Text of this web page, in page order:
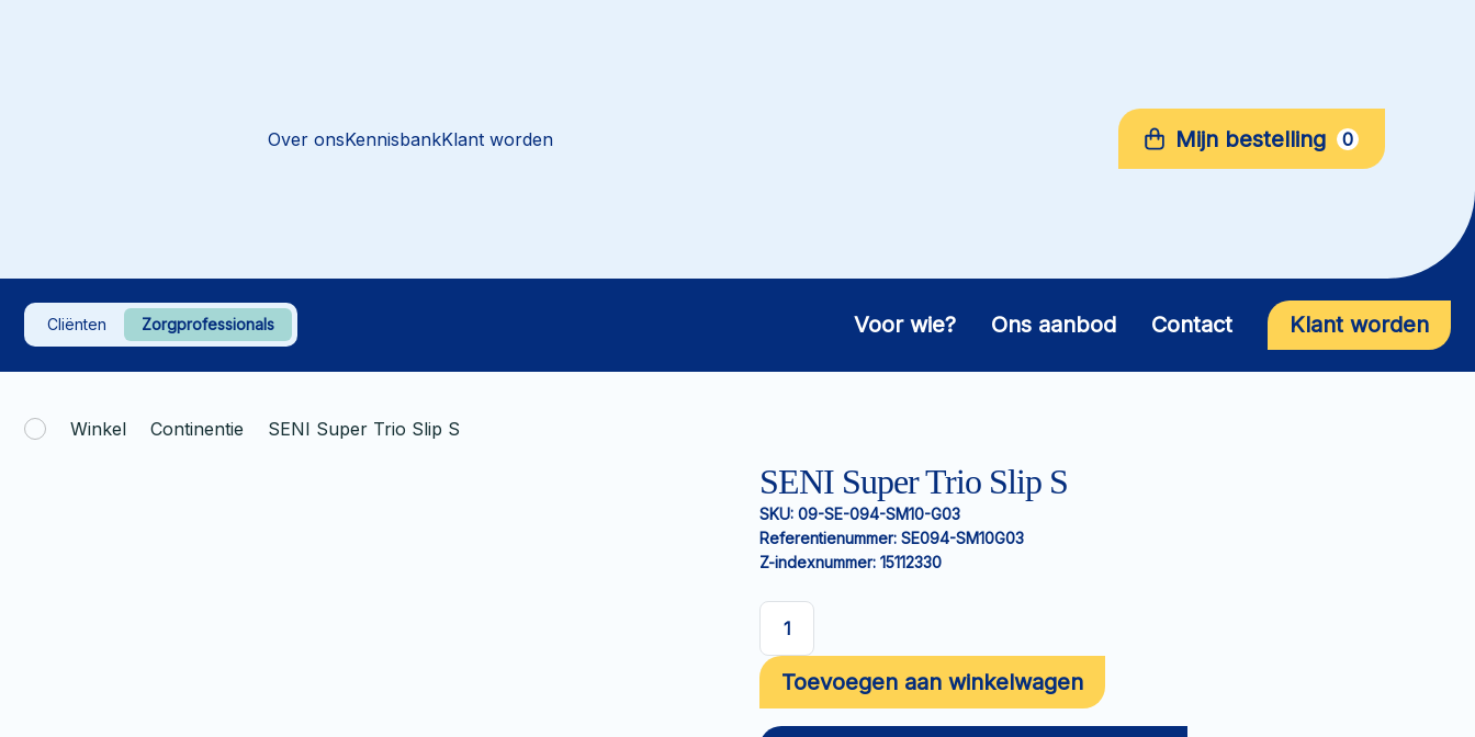
Over onsKennisbankKlant worden Mijn bestelling 0
Cliënten Zorgprofessionals Voor wie? Ons aanbod Contact Klant worden
Winkel Continentie SENI Super Trio Slip S
SENI Super Trio Slip S
SKU: 09-SE-094-SM10-G03
Referentienummer: SE094-SM10G03
Z-indexnummer: 15112330
SENI
Super
Trio
Slip
Toevoegen aan winkelwagen